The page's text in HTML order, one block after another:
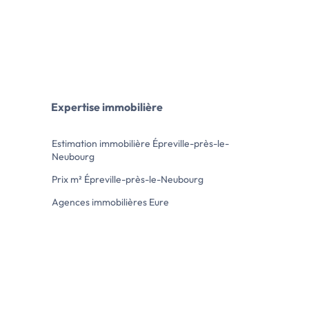
Expertise immobilière
Estimation immobilière Épreville-près-le-
Neubourg
Prix m² Épreville-près-le-Neubourg
Agences immobilières Eure